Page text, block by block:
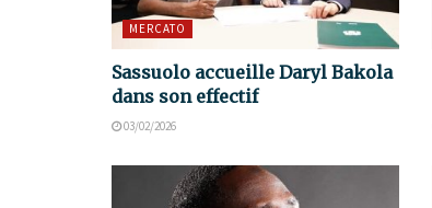
MERCATO
Sassuolo accueille Daryl Bakola
dans son effectif
03/02/2026